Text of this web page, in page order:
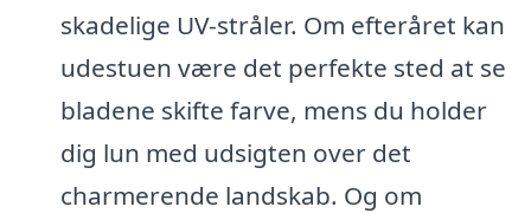
skadelige UV-stråler. Om efteråret kan
udestuen være det perfekte sted at se
bladene skifte farve, mens du holder
dig lun med udsigten over det
charmerende landskab. Og om